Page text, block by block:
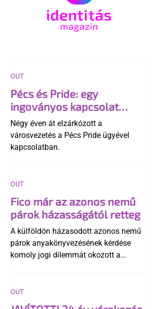
Pécs és Pride: egy
ingoványos kapcsolat
története
Négy éven át elzárkózott a
városvezetés a Pécs Pride ügyével
kapcsolatban.
OUT
Fico már az azonos nemű
párok házasságától retteg
A külföldön házasodott azonos nemű
párok anyakönyvezésének kérdése
komoly jogi dilemmát okozott a
egyértelműen tiltja a házasságuk
elismerését. Közben az ellenzéken belül
OUT
OUT